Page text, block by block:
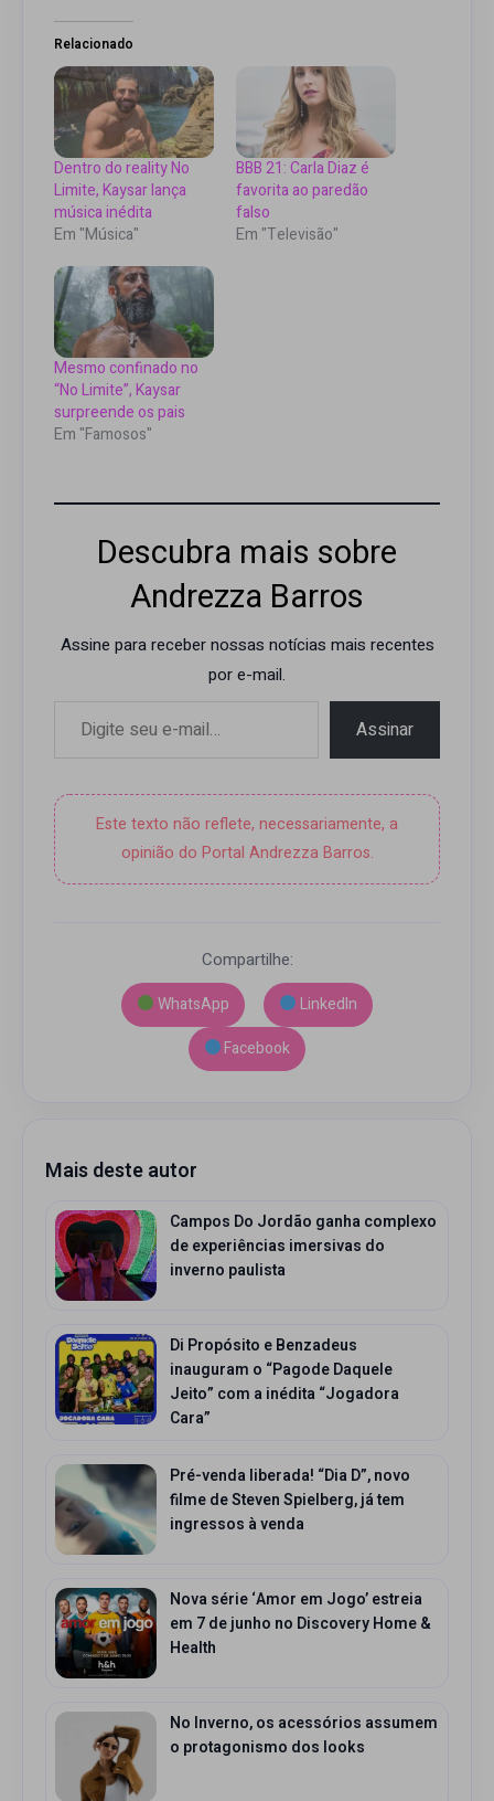
Relacionado
Dentro do reality No
Limite, Kaysar lança
música inédita
Em "Música"
BBB 21: Carla Diaz é
favorita ao paredão
falso
Em "Televisão"
Mesmo confinado no
“No Limite”, Kaysar
surpreende os pais
Em "Famosos"
Descubra mais sobre
Andrezza Barros
Assine para receber nossas notícias mais recentes
por e-mail.
Assinar
Este texto não reflete, necessariamente, a
opinião do Portal Andrezza Barros.
Compartilhe:
WhatsApp
LinkedIn
Facebook
Mais deste autor
Campos Do Jordão ganha complexo
de experiências imersivas do
inverno paulista
Di Propósito e Benzadeus
inauguram o “Pagode Daquele
Jeito” com a inédita “Jogadora
Cara”
Pré-venda liberada! “Dia D”, novo
filme de Steven Spielberg, já tem
ingressos à venda
Nova série ‘Amor em Jogo’ estreia
em 7 de junho no Discovery Home &
Health
No Inverno, os acessórios assumem
o protagonismo dos looks